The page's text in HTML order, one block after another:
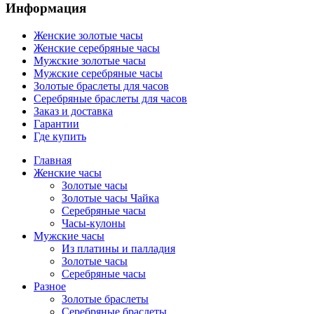
Информация
Женские золотые часы
Женские серебряные часы
Мужские золотые часы
Мужские серебряные часы
Золотые браслеты для часов
Серебряные браслеты для часов
Заказ и доставка
Гарантии
Где купить
Главная
Женские часы
Золотые часы
Золотые часы Чайка
Серебряные часы
Часы-кулоны
Мужские часы
Из платины и палладия
Золотые часы
Серебряные часы
Разное
Золотые браслеты
Серебряные браслеты